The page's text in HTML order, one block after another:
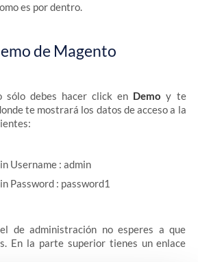
es por dentro.
de Magento
sólo debes hacer click en Demo y te
te mostrará los datos de acceso a la
Username : admin
Password : password1
de administración no esperes a que
En la parte superior tienes un enlace